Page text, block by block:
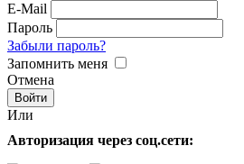
E-Mail
Пароль
Забыли пароль?
Запомнить меня
Отмена
Или
Авторизация через соц.сети: